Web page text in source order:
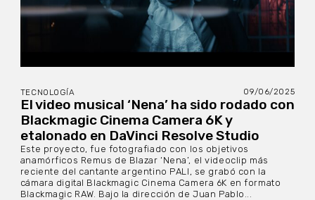
TECNOLOGÍA 09/06/2025
El video musical ‘Nena’ ha sido rodado con
Blackmagic Cinema Camera 6K y
etalonado en DaVinci Resolve Studio
Este proyecto, fue fotografiado con los objetivos
anamórficos Remus de Blazar ‘Nena’, el videoclip más
reciente del cantante argentino PALI, se grabó con la
cámara digital Blackmagic Cinema Camera 6K en formato
Blackmagic RAW. Bajo la dirección de Juan Pablo...